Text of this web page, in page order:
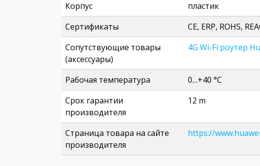
Корпус
пластик
Сертификаты
CE, ERP, ROHS,
Сопутствующие товары
(аксессуары)
4G Wi-Fi роутер
Рабочая температура
0…+40 °C
Срок гарантии
производителя
12 m
Страница товара на сайте
производителя
https://